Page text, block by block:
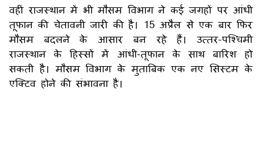
वहीं राजस्थान में भी मौसम विभाग ने कई जगहों पर आंधी
तूफान की चेतावनी जारी की है। 15 अप्रैल से एक बार फिर
मौसम बदलने के आसार बन रहे हैं। उत्तर-पश्चिमी
राजस्थान के हिस्सों में आंधी-तूफान के साथ बारिश हो
सकती है। मौसम विभाग के मुताबिक एक नए सिस्टम के
एक्टिव होने की संभावना है।